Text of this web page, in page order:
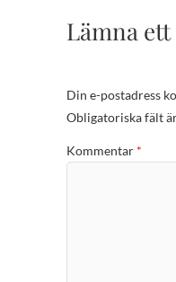
Lämna
Din e-postadress
Obligatoriska fält
Kommentar *